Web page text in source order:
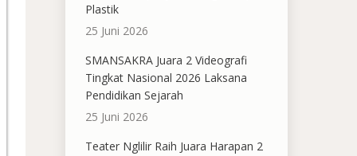
Plastik
25 Juni 2026
SMANSAKRA Juara 2 Videografi
Tingkat Nasional 2026 Laksana
Pendidikan Sejarah
25 Juni 2026
Teater Nglilir Raih Juara Harapan 2